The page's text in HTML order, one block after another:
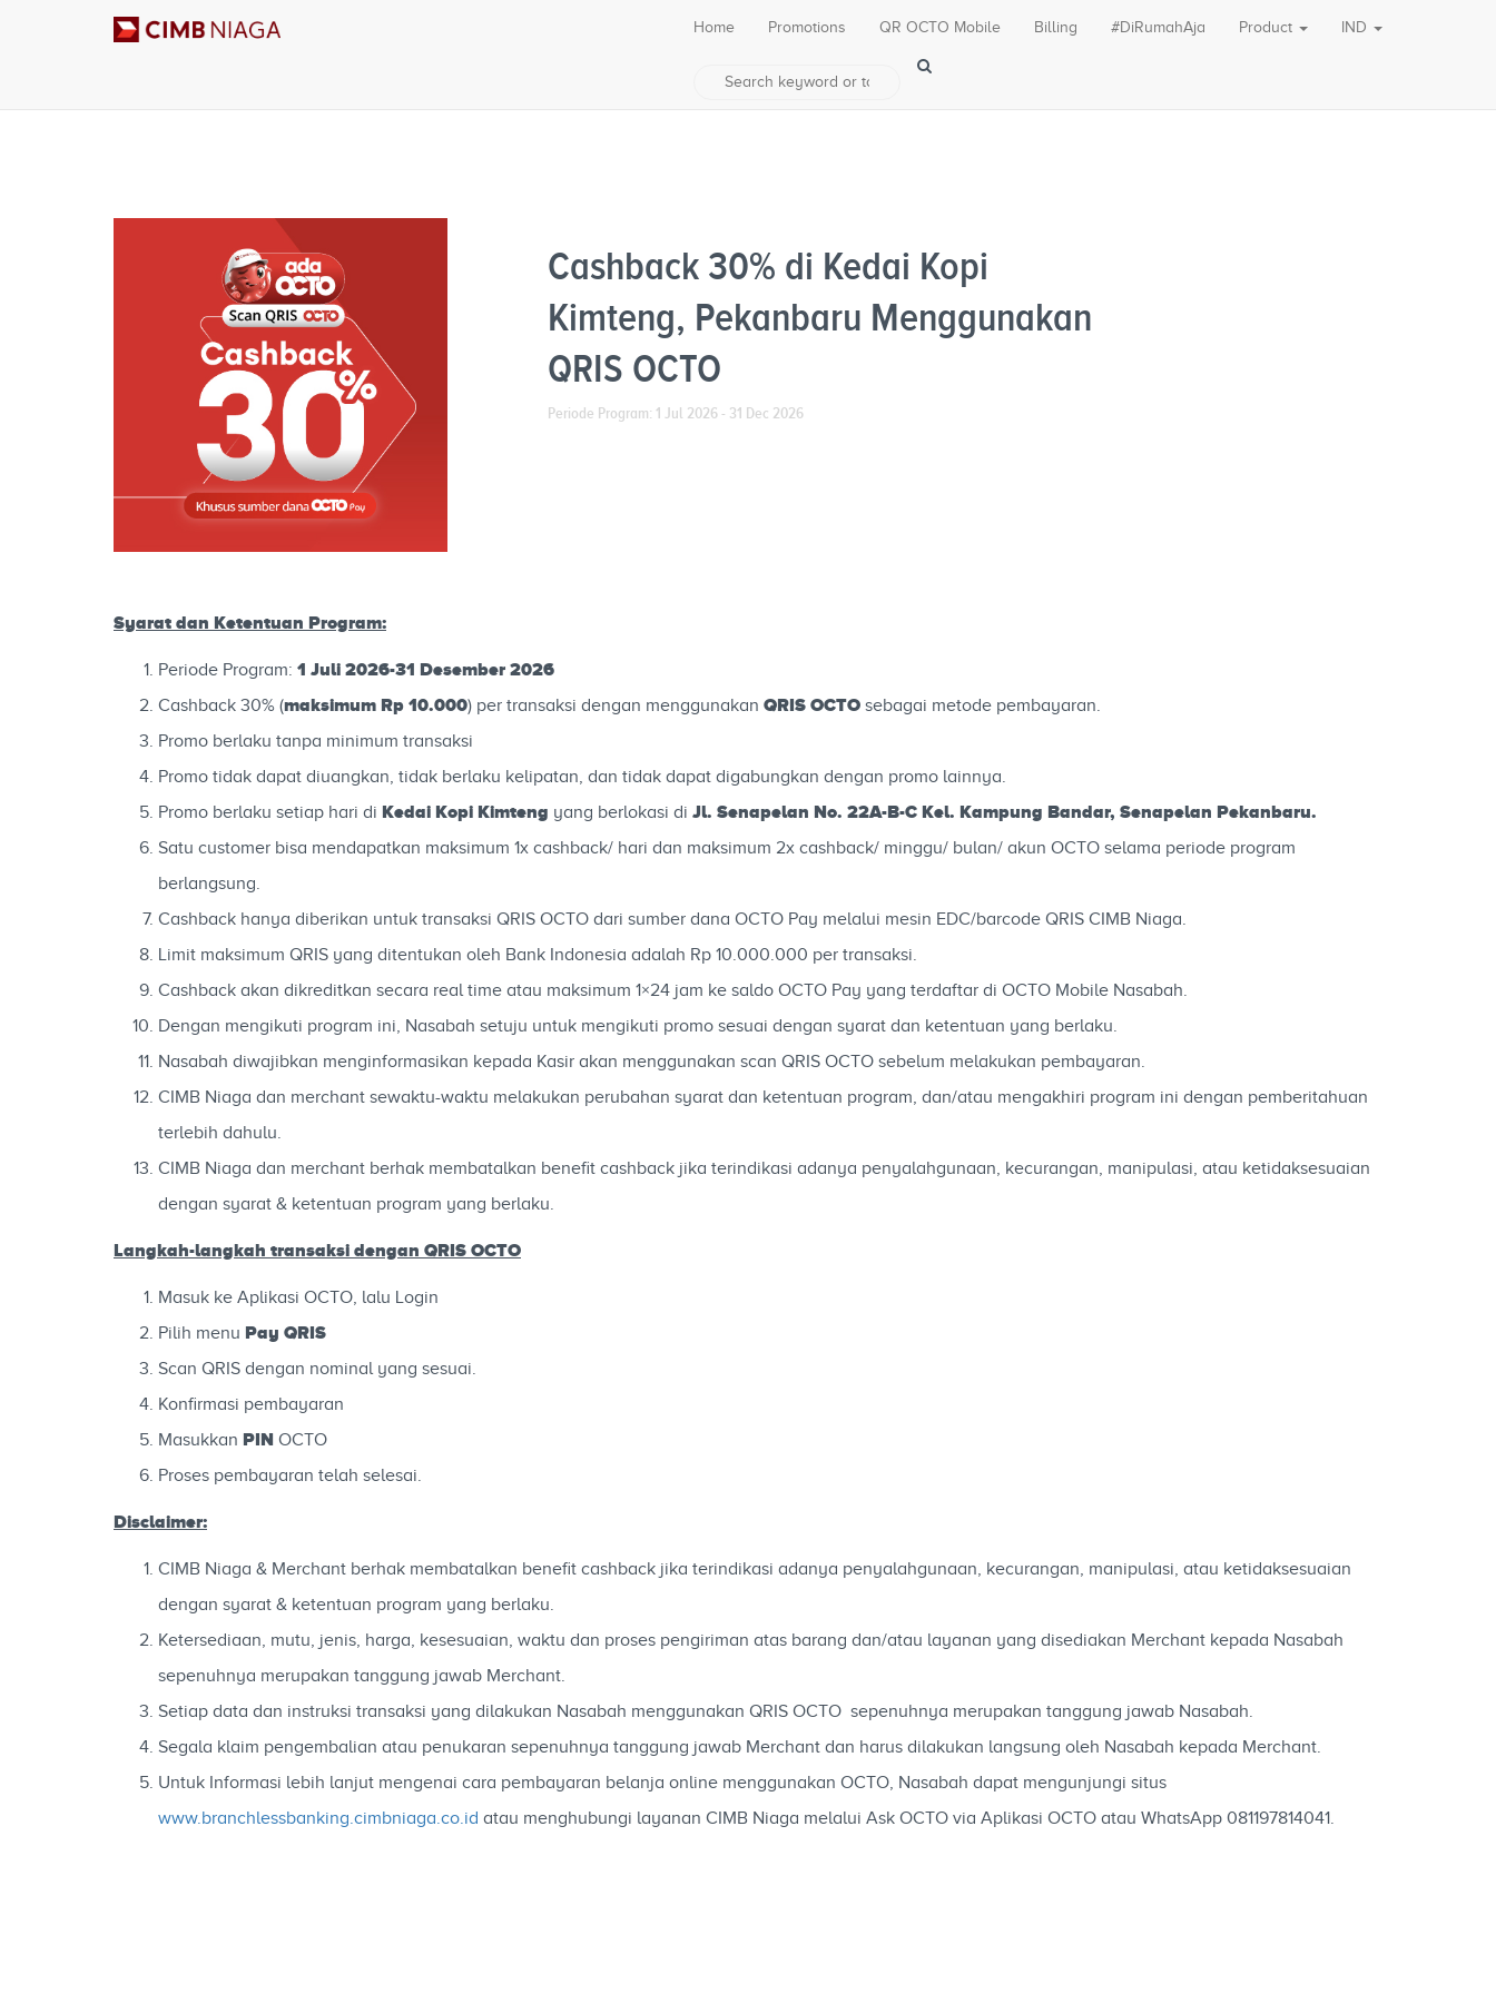
Cashback 30% di Kedai Kopi
Kimteng, Pekanbaru Menggunakan
QRIS OCTO
Periode Program: 1 Jul 2026 - 31 Dec 2026
Syarat dan Ketentuan Program:
Periode Program: 1 Juli 2026-31 Desember 2026
Cashback 30% (maksimum Rp 10.000) per transaksi dengan menggunakan QRIS OCTO sebagai metode pembayaran.
Promo berlaku tanpa minimum transaksi
Promo tidak dapat diuangkan, tidak berlaku kelipatan, dan tidak dapat digabungkan dengan promo lainnya.
Promo berlaku setiap hari di Kedai Kopi Kimteng yang berlokasi di Jl. Senapelan No. 22A-B-C Kel. Kampung Bandar, Senapelan Pekanbaru.
Satu customer bisa mendapatkan maksimum 1x cashback/ hari dan maksimum 2x cashback/ minggu/ bulan/ akun OCTO selama periode program
berlangsung.
Cashback hanya diberikan untuk transaksi QRIS OCTO dari sumber dana OCTO Pay melalui mesin EDC/barcode QRIS CIMB Niaga.
Limit maksimum QRIS yang ditentukan oleh Bank Indonesia adalah Rp 10.000.000 per transaksi.
Cashback akan dikreditkan secara real time atau maksimum 1×24 jam ke saldo OCTO Pay yang terdaftar di OCTO Mobile Nasabah.
Dengan mengikuti program ini, Nasabah setuju untuk mengikuti promo sesuai dengan syarat dan ketentuan yang berlaku.
Nasabah diwajibkan menginformasikan kepada Kasir akan menggunakan scan QRIS OCTO sebelum melakukan pembayaran.
CIMB Niaga dan merchant sewaktu-waktu melakukan perubahan syarat dan ketentuan program, dan/atau mengakhiri program ini dengan pemberitahuan
terlebih dahulu.
CIMB Niaga dan merchant berhak membatalkan benefit cashback jika terindikasi adanya penyalahgunaan, kecurangan, manipulasi, atau ketidaksesuaian
dengan syarat & ketentuan program yang berlaku.
Langkah-langkah transaksi dengan QRIS OCTO
Masuk ke Aplikasi OCTO, lalu Login
Pilih menu Pay QRIS
Scan QRIS dengan nominal yang sesuai.
Konfirmasi pembayaran
Masukkan PIN OCTO
Proses pembayaran telah selesai.
Disclaimer:
CIMB Niaga & Merchant berhak membatalkan benefit cashback jika terindikasi adanya penyalahgunaan, kecurangan, manipulasi, atau ketidaksesuaian
dengan syarat & ketentuan program yang berlaku.
Ketersediaan, mutu, jenis, harga, kesesuaian, waktu dan proses pengiriman atas barang dan/atau layanan yang disediakan Merchant kepada Nasabah
sepenuhnya merupakan tanggung jawab Merchant.
Setiap data dan instruksi transaksi yang dilakukan Nasabah menggunakan QRIS OCTO sepenuhnya merupakan tanggung jawab Nasabah.
Segala klaim pengembalian atau penukaran sepenuhnya tanggung jawab Merchant dan harus dilakukan langsung oleh Nasabah kepada Merchant.
Untuk Informasi lebih lanjut mengenai cara pembayaran belanja online menggunakan OCTO, Nasabah dapat mengunjungi situs
www.branchlessbanking.cimbniaga.co.id atau menghubungi layanan CIMB Niaga melalui Ask OCTO via Aplikasi OCTO atau WhatsApp 081197814041.
Home Promotions QR OCTO Mobile Billing #DiRumahAja Product IND